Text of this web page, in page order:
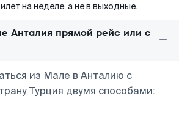
на неделе, а не в выходные.
Анталия прямой рейс или с
из Мале в Анталию с
Турция двумя способами: